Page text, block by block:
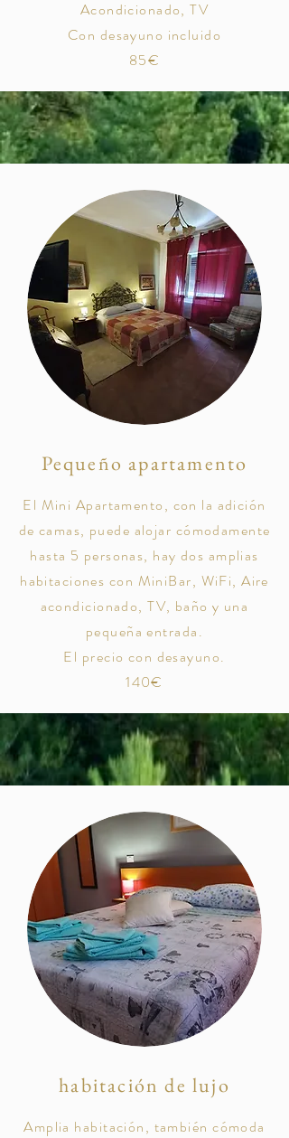
Acondicionado, TV
Con desayuno incluido
85€
Pequeño apartamento
El Mini Apartamento, con la adición
de camas, puede alojar cómodamente
hasta 5 personas, hay dos amplias
habitaciones con MiniBar, WiFi, Aire
acondicionado, TV, baño y una
pequeña entrada.
El precio con desayuno.
140€
habitación de lujo
Amplia habitación, también cómoda